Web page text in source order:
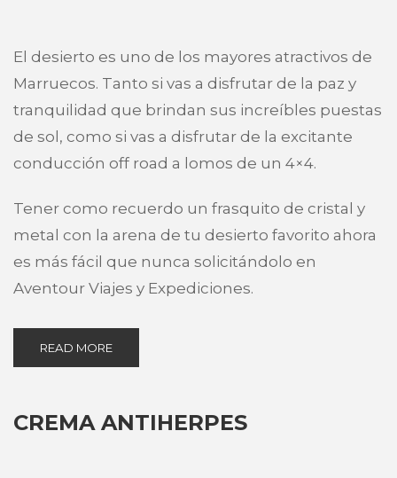
El desierto es uno de los mayores atractivos de
Marruecos. Tanto si vas a disfrutar de la paz y
tranquilidad que brindan sus increíbles puestas
de sol, como si vas a disfrutar de la excitante
conducción off road a lomos de un 4×4.
Tener como recuerdo un frasquito de cristal y
metal con la arena de tu desierto favorito ahora
es más fácil que nunca solicitándolo en
Aventour Viajes y Expediciones.
READ MORE
CREMA ANTIHERPES